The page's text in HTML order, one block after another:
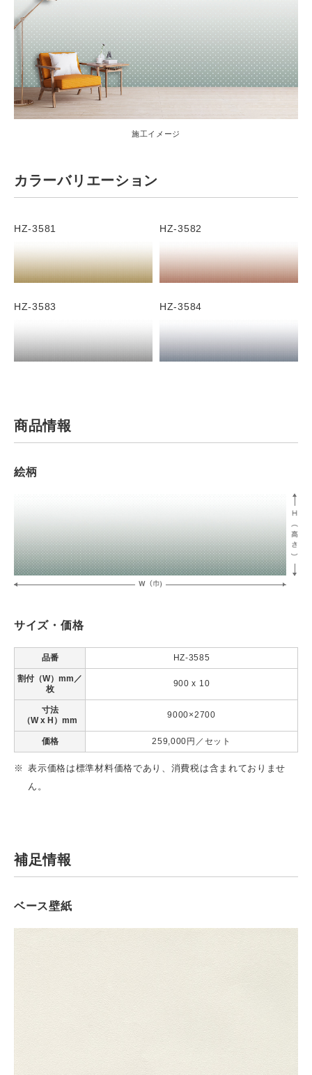
施工イメージ
カラーバリエーション
HZ-3581 HZ-3582
HZ-3583 HZ-3584
商品情報
絵柄
サイズ・価格
品番 HZ-3585
割付（W）mm／
枚
900 x 10
寸法
（W x H）mm
9000×2700
価格 259,000円／セット
表示価格は標準材料価格であり、消費税は含まれておりませ
ん。
補足情報
ベース壁紙